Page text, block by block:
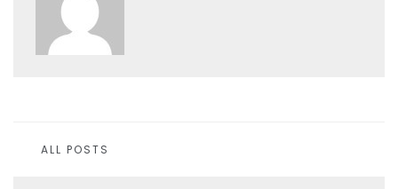
ALL POSTS